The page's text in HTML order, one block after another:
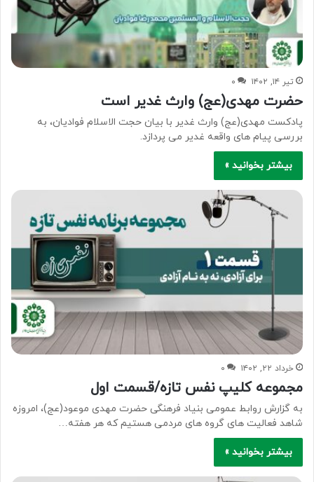
تیر ۱۴, ۱۴۰۲ ۰
حضرت مهدی(عج) وارث غدیر است
پادکست مهدی(عج) وارث غدیر با بیان حجت الاسلام فوادیان، به
بررسی پیام های واقعه غدیر می پردازد.
بیشتر بخوانید »
خرداد ۲۲, ۱۴۰۲ ۰
مجموعه کلیپ نفس تازه/قسمت اول
به گزارش روابط عمومی بنیاد فرهنگی حضرت مهدی موعود(عج)، امروزه
شاهد فعالیت های گروه های مردمی هستیم که هر هفته…
بیشتر بخوانید »